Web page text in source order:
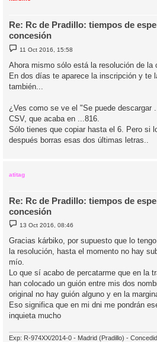
Re: Rc de Pradillo: tiempos de
concesión
M
e
s
a
e
11 Oct 2016, 15:58
Ahora mismo sólo está la resolución de la
En dos días te aparece la inscripción y te
también...
¿Ves como se ve el "Se puede descargar
CSV, que acaba en ...816.
Sólo tienes que copiar hasta el 6. Pero si
después borras esas dos últimas letras..
atitag
Re: Rc de Pradillo: tiempos de
concesión
M
e
s
a
j
e
13 Oct 2016, 08:46
Gracias kárbiko, por supuesto que lo
la resolución, hasta el momento no hay
mío.
Lo que sí acabo de percatarme que en la
han colocado un guión entre mis dos
original no hay guión alguno y en la
Eso significa que en mi dni me pondrán
inquieta mucho
Exp: R-974XX/2014-0 - Madrid (Pradillo) -